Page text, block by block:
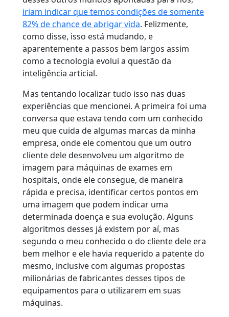
iriam indicar que temos condições de somente
82% de chance de abrigar vida. Felizmente,
como disse, isso está mudando, e
aparentemente a passos bem largos assim
como a tecnologia evolui a questão da
inteligência articial.
Mas tentando localizar tudo isso nas duas
experiências que mencionei. A primeira foi uma
conversa que estava tendo com um conhecido
meu que cuida de algumas marcas da minha
empresa, onde ele comentou que um outro
cliente dele desenvolveu um algoritmo de
imagem para máquinas de exames em
hospitais, onde ele consegue, de maneira
rápida e precisa, identificar certos pontos em
uma imagem que podem indicar uma
determinada doença e sua evolução. Alguns
algoritmos desses já existem por aí, mas
segundo o meu conhecido o do cliente dele era
bem melhor e ele havia requerido a patente do
mesmo, inclusive com algumas propostas
milionárias de fabricantes desses tipos de
equipamentos para o utilizarem em suas
máquinas.